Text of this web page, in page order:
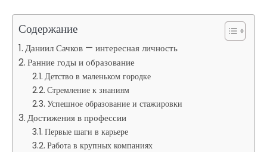
Содержание
Даниил Сачков — интересная личность
Ранние годы и образование
Детство в маленьком городке
Стремление к знаниям
Успешное образование и стажировки
Достижения в профессии
Первые шаги в карьере
Работа в крупных компаниях